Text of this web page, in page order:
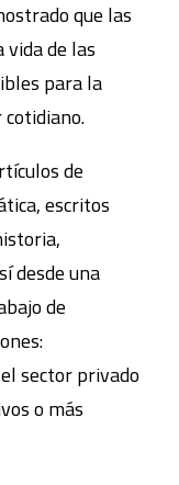
que las
vida de las
para la
de
escritos
desde una
de
sector privado
o más